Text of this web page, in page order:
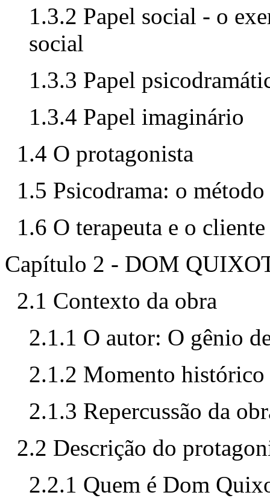
1.3.2 Papel social - o
social
1.3.3 Papel
1.3.4 Papel imaginário
1.4 O protagonista
1.5 Psicodrama: o método
1.6 O terapeuta e o cliente
Capítulo 2 - DOM
2.1 Contexto da obra
2.1.1 O autor: O gênio
2.1.2 Momento histórico
2.1.3 Repercussão da
2.2 Descrição do
2.2.1 Quem é Dom